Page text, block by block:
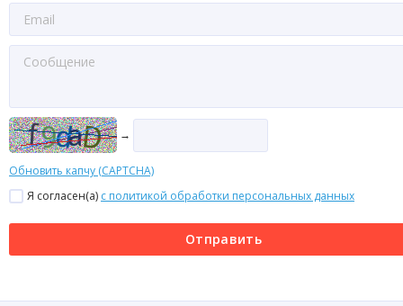
→
Обновить капчу (CAPTCHA)
Я согласен(a) с политикой обработки персональных данных
Отправить